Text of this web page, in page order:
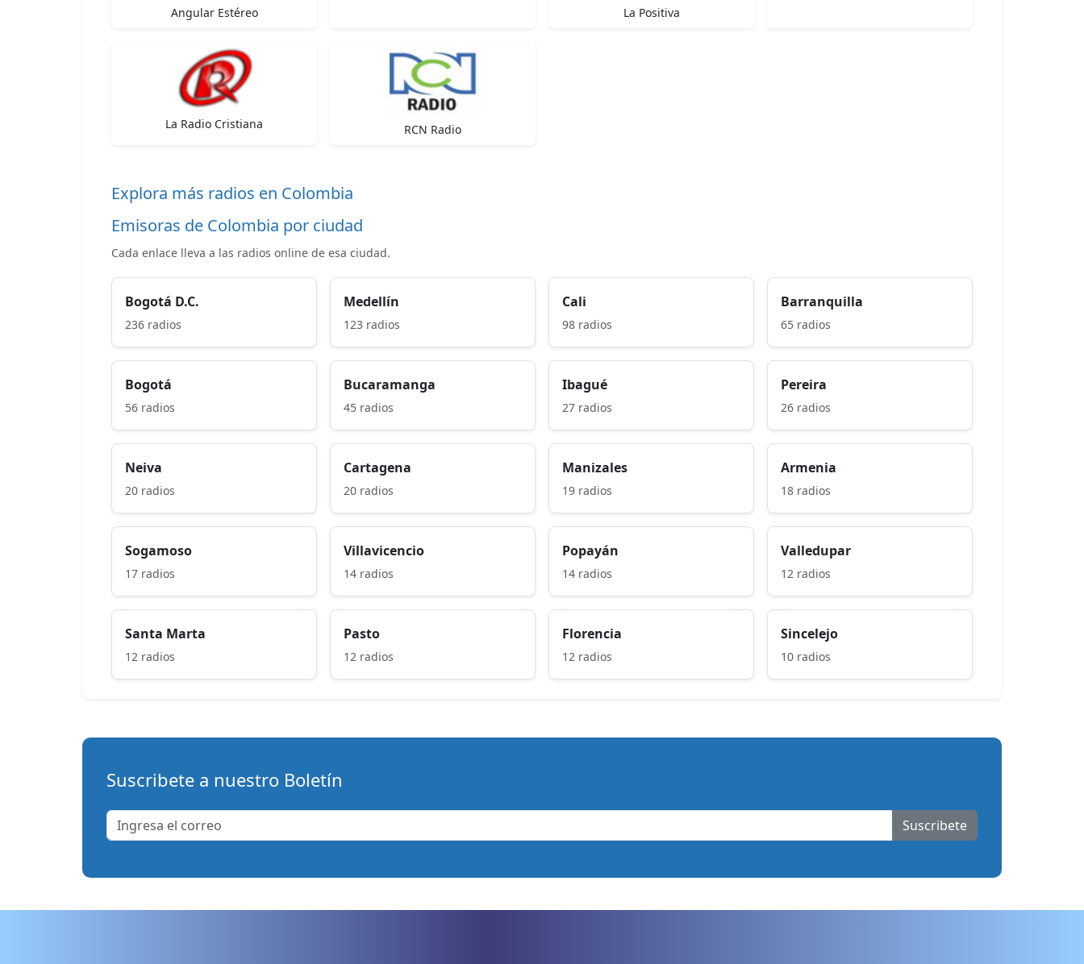
Angular Estéreo La Positiva
La Radio Cristiana RCN Radio
Explora más radios en Colombia
Emisoras de Colombia por ciudad
Cada enlace lleva a las radios online de esa ciudad.
Bogotá D.C.
236 radios
Medellín
123 radios
Cali
98 radios
Barranquilla
65 radios
Bogotá
56 radios
Bucaramanga
45 radios
Ibagué
27 radios
Pereira
26 radios
Neiva
20 radios
Cartagena
20 radios
Manizales
19 radios
Armenia
18 radios
Sogamoso
17 radios
Villavicencio
14 radios
Popayán
14 radios
Valledupar
12 radios
Santa Marta
12 radios
Pasto
12 radios
Florencia
12 radios
Sincelejo
10 radios
Suscribete a nuestro Boletín
Suscribete